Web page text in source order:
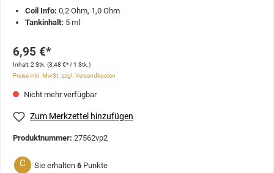
Coil Info: 0,2 Ohm, 1,0 Ohm
Tankinhalt: 5 ml
6,95 €*
Inhalt:2 Stk. (3,48 €* / 1 Stk.)
Preise inkl. MwSt. zzgl. Versandkosten
Nicht mehr verfügbar
Zum Merkzettel hinzufügen
Produktnummer: 27562vp2
C Sie erhalten 6 Punkte